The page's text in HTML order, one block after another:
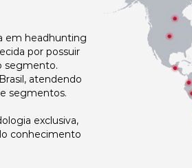
em headhunting
por possuir
segmento.
atendendo
segmentos.
exclusiva,
conhecimento